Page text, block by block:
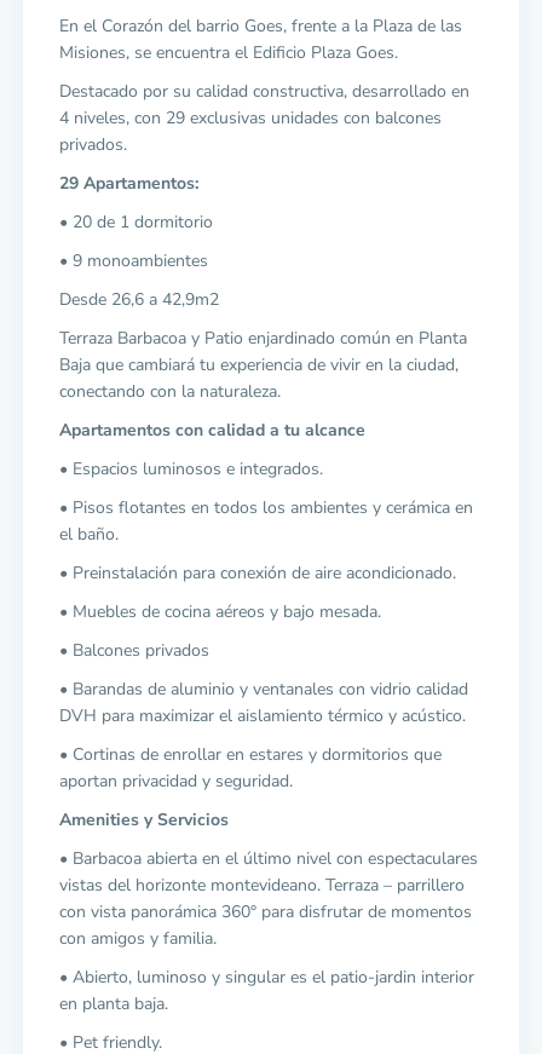
En el Corazón del barrio Goes, frente a la Plaza de las
Misiones, se encuentra el Edificio Plaza Goes.
Destacado por su calidad constructiva, desarrollado en
4 niveles, con 29 exclusivas unidades con balcones
privados.
29 Apartamentos:
• 20 de 1 dormitorio
• 9 monoambientes
Desde 26,6 a 42,9m2
Terraza Barbacoa y Patio enjardinado común en Planta
Baja que cambiará tu experiencia de vivir en la ciudad,
conectando con la naturaleza.
Apartamentos con calidad a tu alcance
• Espacios luminosos e integrados.
• Pisos flotantes en todos los ambientes y cerámica en
el baño.
• Preinstalación para conexión de aire acondicionado.
• Muebles de cocina aéreos y bajo mesada.
• Balcones privados
• Barandas de aluminio y ventanales con vidrio calidad
DVH para maximizar el aislamiento térmico y acústico.
• Cortinas de enrollar en estares y dormitorios que
aportan privacidad y seguridad.
Amenities y Servicios
• Barbacoa abierta en el último nivel con espectaculares
vistas del horizonte montevideano. Terraza – parrillero
con vista panorámica 360° para disfrutar de momentos
con amigos y familia.
• Abierto, luminoso y singular es el patio-jardin interior
en planta baja.
• Pet friendly.